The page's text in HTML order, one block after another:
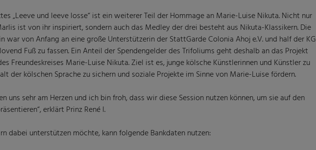
„Leeve und leeve losse“ ist ein weiterer Teil der Hommage an Marie-Luise Nikuta. Nicht nur
ist von ihr inspiriert, sondern auch das Medley der drei besteht aus Nikuta-Klassikern. Die
war von Anfang an eine große Unterstützerin der StattGarde Colonia Ahoj e.V. und half der KG
Fuß zu fassen. Ein Anteil der Spendengelder des Trifoliums geht deshalb an das Projekt
Freundeskreises Marie-Luise Nikuta. Ziel ist es, junge kölsche Künstlerinnen und Künstler zu
der kölschen Sprache zu sichern und soziale Projekte im Sinne von Marie-Luise fördern.
uns sehr am Herzen und ich bin froh, dass wir diese Session nutzen können, um sie auf den
erklärt Prinz René I.
dabei unterstützen möchte, kann folgende Bankdaten nutzen: